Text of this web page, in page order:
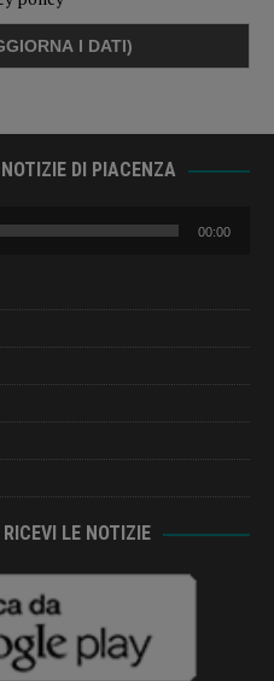
DI PIACENZA
00:00
LE NOTIZIE